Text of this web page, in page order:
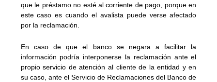
que le préstamo no esté al corriente de pago, porque en
este caso es cuando el avalista puede verse afectado
por la reclamación.
En caso de que el banco se negara a facilitar la
información podría interponerse la reclamación ante el
propio servicio de atención al cliente de la entidad y en
su caso, ante el Servicio de Reclamaciones del Banco de